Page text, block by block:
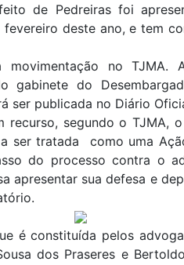
de Pedreiras foi
fevereiro deste ano, e tem
movimentação no TJMA.
gabinete do
ser publicada no Diário
recurso, segundo o TJMA,
ser tratada como uma
do processo contra o
apresentar sua defesa e
é constituída pelos
dos Praseres e